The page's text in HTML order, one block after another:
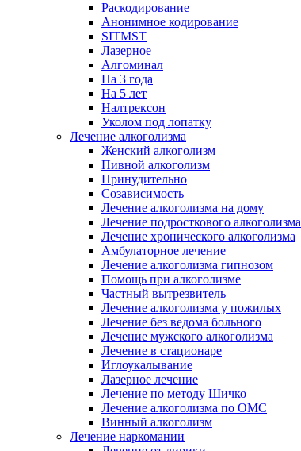
Раскодирование
Анонимное кодирование
SITMST
Лазерное
Алгоминал
На 3 года
На 5 лет
Налтрексон
Уколом под лопатку
Лечение алкоголизма
Женский алкоголизм
Пивной алкоголизм
Принудительно
Созависимость
Лечение алкоголизма на дому
Лечение подросткового алкоголизма
Лечение хронического алкоголизма
Амбулаторное лечение
Лечение алкоголизма гипнозом
Помощь при алкоголизме
Частный вытрезвитель
Лечение алкоголизма у пожилых
Лечение без ведома больного
Лечение мужского алкоголизма
Лечение в стационаре
Иглоукалывание
Лазерное лечение
Лечение по методу Шичко
Лечение алкоголизма по ОМС
Винный алкоголизм
Лечение наркомании